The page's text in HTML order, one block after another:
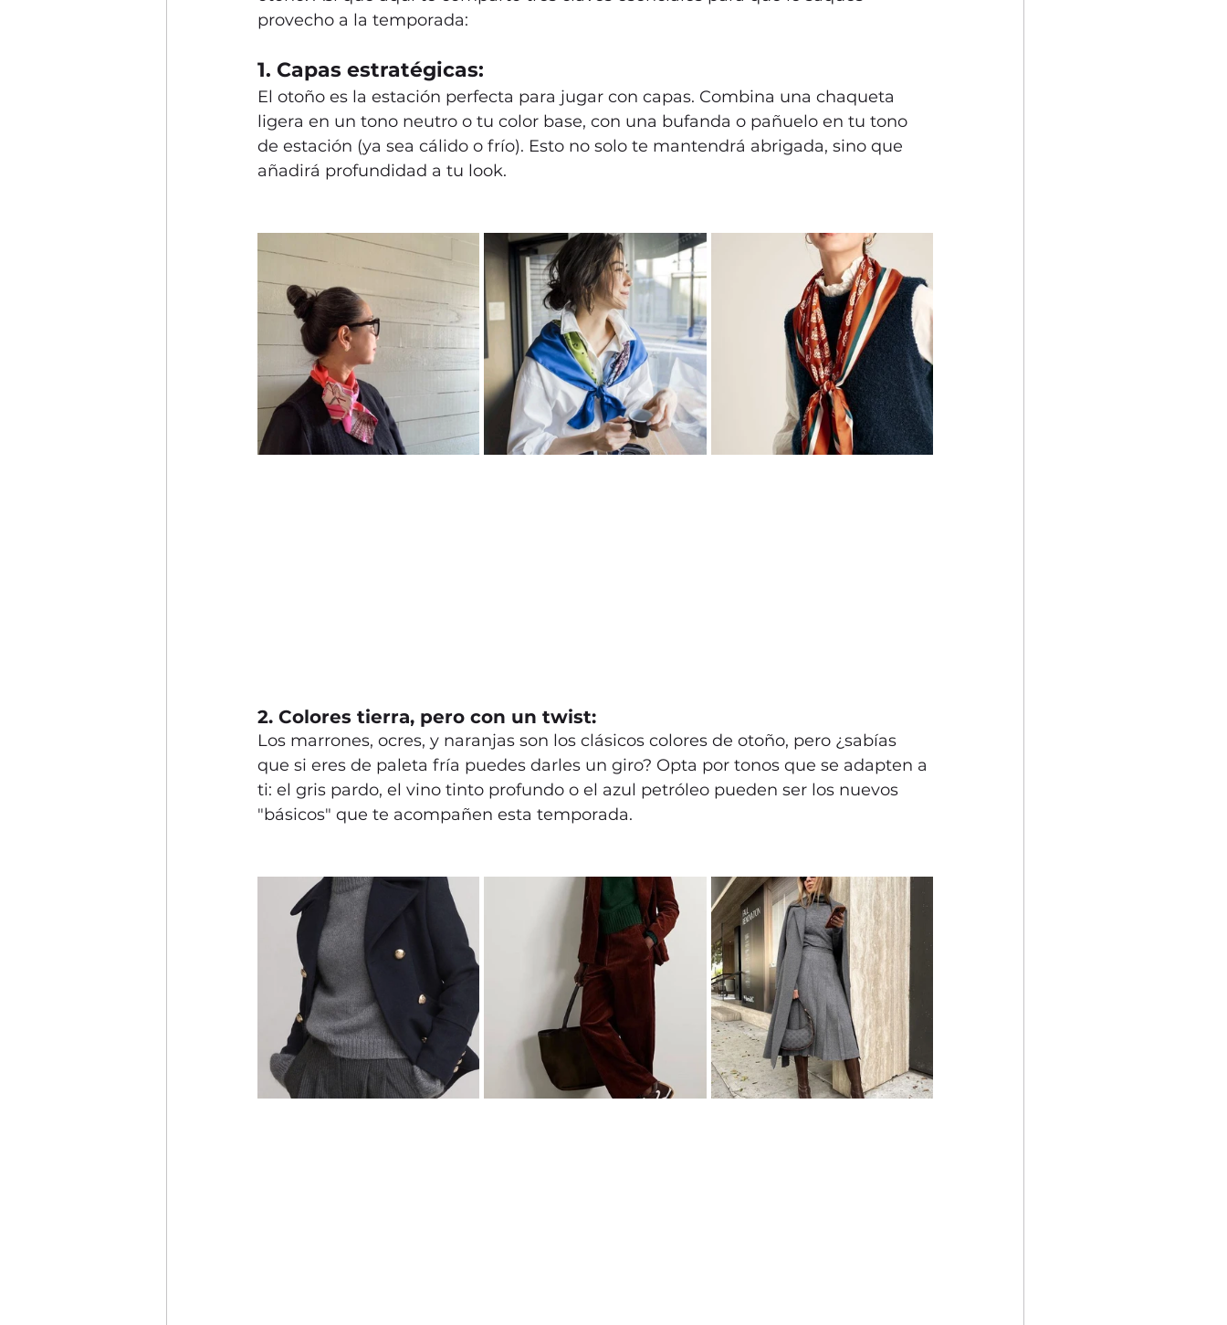
provecho a la temporada:
1. Capas estratégicas:
El otoño es la estación perfecta para jugar con capas. Combina una chaqueta
ligera en un tono neutro o tu color base, con una bufanda o pañuelo en tu tono
de estación (ya sea cálido o frío). Esto no solo te mantendrá abrigada, sino que
añadirá profundidad a tu look.
2. Colores tierra, pero con un twist:
Los marrones, ocres, y naranjas son los clásicos colores de otoño, pero ¿sabías
que si eres de paleta fría puedes darles un giro? Opta por tonos que se adapten a
ti: el gris pardo, el vino tinto profundo o el azul petróleo pueden ser los nuevos
"básicos" que te acompañen esta temporada.